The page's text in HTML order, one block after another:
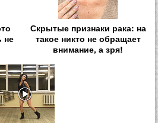
не
Скрытые признаки рака: на
такое никто не обращает
внимание, а зря!